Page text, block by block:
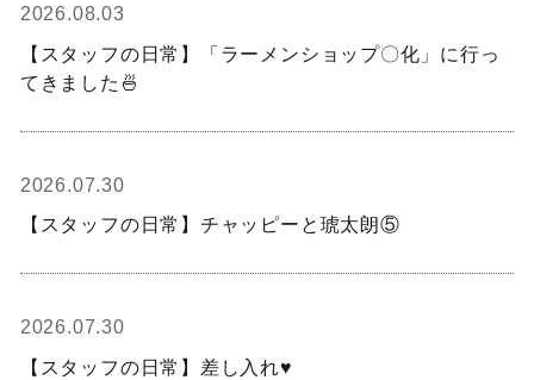
2026.08.03
【スタッフの日常】「ラーメンショップ〇化」に行っ
てきました🍜
2026.07.30
【スタッフの日常】チャッピーと琥太朗⑤
2026.07.30
【スタッフの日常】差し入れ♥